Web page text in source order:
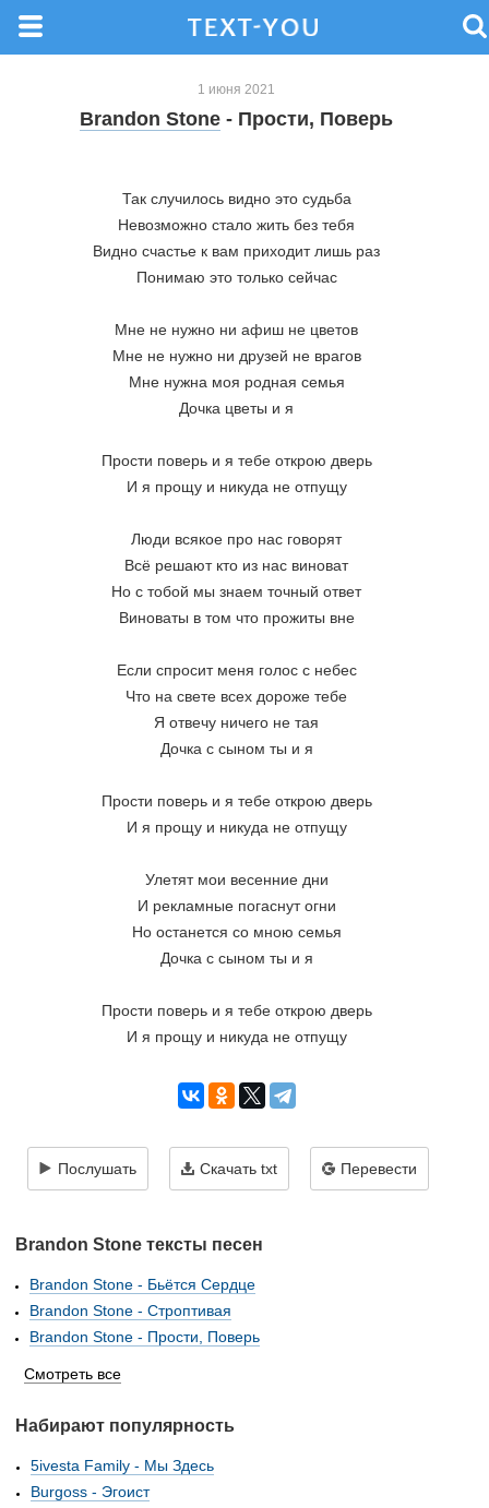
1 июня 2021
Brandon Stone - Прости, Поверь
Так случилось видно это судьба
Невозможно стало жить без тебя
Видно счастье к вам приходит лишь раз
Понимаю это только сейчас
Мне не нужно ни афиш не цветов
Мне не нужно ни друзей не врагов
Мне нужна моя родная семья
Дочка цветы и я
Прости поверь и я тебе открою дверь
И я прощу и никуда не отпущу
Люди всякое про нас говорят
Всё решают кто из нас виноват
Но с тобой мы знаем точный ответ
Виноваты в том что прожиты вне
Если спросит меня голос с небес
Что на свете всех дороже тебе
Я отвечу ничего не тая
Дочка с сыном ты и я
Прости поверь и я тебе открою дверь
И я прощу и никуда не отпущу
Улетят мои весенние дни
И рекламные погаснут огни
Но останется со мною семья
Дочка с сыном ты и я
Прости поверь и я тебе открою дверь
И я прощу и никуда не отпущу
Послушать Скачать txt Перевести
Brandon Stone тексты песен
Brandon Stone - Бьётся Сердце
Brandon Stone - Строптивая
Brandon Stone - Прости, Поверь
Смотреть все
Набирают популярность
5ivesta Family - Мы Здесь
Burgoss - Эгоист